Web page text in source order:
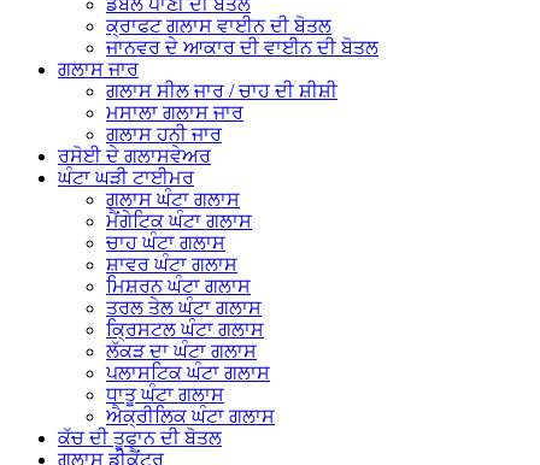
ਕ੍ਰਾਫਟ ਗਲਾਸ ਵਾਈਨ ਦੀ ਬੋਤਲ
ਜਾਨਵਰ ਦੇ ਆਕਾਰ ਦੀ ਵਾਈਨ ਦੀ ਬੋਤਲ
ਗਲਾਸ ਜਾਰ
ਗਲਾਸ ਸੀਲ ਜਾਰ / ਚਾਹ ਦੀ ਸ਼ੀਸ਼ੀ
ਮਸਾਲਾ ਗਲਾਸ ਜਾਰ
ਗਲਾਸ ਹਨੀ ਜਾਰ
ਰਸੋਈ ਦੇ ਗਲਾਸਵੇਅਰ
ਘੰਟਾ ਘੜੀ ਟਾਈਮਰ
ਗਲਾਸ ਘੰਟਾ ਗਲਾਸ
ਮੈਂਗੇਟਿਕ ਘੰਟਾ ਗਲਾਸ
ਚਾਹ ਘੰਟਾ ਗਲਾਸ
ਸ਼ਾਵਰ ਘੰਟਾ ਗਲਾਸ
ਮਿਸ਼ਰਨ ਘੰਟਾ ਗਲਾਸ
ਤਰਲ ਤੇਲ ਘੰਟਾ ਗਲਾਸ
ਕ੍ਰਿਸਟਲ ਘੰਟਾ ਗਲਾਸ
ਲੱਕੜ ਦਾ ਘੰਟਾ ਗਲਾਸ
ਪਲਾਸਟਿਕ ਘੰਟਾ ਗਲਾਸ
ਧਾਤੂ ਘੰਟਾ ਗਲਾਸ
ਐਕ੍ਰੀਲਿਕ ਘੰਟਾ ਗਲਾਸ
ਕੱਚ ਦੀ ਤੂਫਾਨ ਦੀ ਬੋਤਲ
ਗਲਾਸ ਡੀਕੈਂਟਰ